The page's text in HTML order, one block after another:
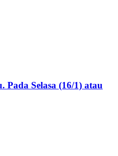
Selasa (16/1) atau